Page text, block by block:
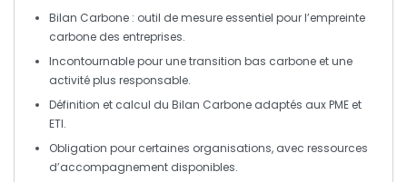
Bilan Carbone : outil de mesure essentiel pour l’empreinte
carbone des entreprises.
Incontournable pour unetransition bas carbone et une
activité plus responsable.
Définition et calcul du Bilan Carbone adaptés aux PME et
ETI.
Obligation pour certaines organisations, avec ressources
d’accompagnement disponibles.